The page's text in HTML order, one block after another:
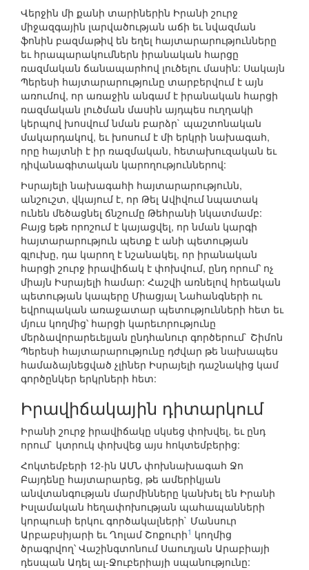
Վերջին մի քանի տարիներին Իրանի շուրջ
միջազգային լարվածության աճի եւ նվազման
ֆոնին բազմաթիվ են եղել հայտարարությունները
եւ հրապարակումներն իրանական հարցը
ռազմական ճանապարհով լուծելու մասին: Սակայն
Պերեսի հայտարարությունը տարբերվում է այն
առումով, որ առաջին անգամ է իրանական հարցի
ռազմական լուծման մասին այդպես ուղղակի
կերպով խոսվում նման բարձր` պաշտոնական
մակարդակով, եւ խոսում է մի երկրի նախագահ,
որը հայտնի է իր ռազմական, հետախուզական եւ
դիվանագիտական կարողություններով:
Իսրայելի նախագահի հայտարարությունն,
անշուշտ, վկայում է, որ Թել Ավիվում նպատակ
ունեն մեծացնել ճնշումը Թեհրանի նկատմամբ:
Բայց եթե որոշում է կայացվել, որ նման կարգի
հայտարարություն պետք է անի պետության
գլուխը, դա կարող է նշանակել, որ իրանական
հարցի շուրջ իրավիճակ է փոխվում, ընդ որում՝ ոչ
միայն Իսրայելի համար: Հաշվի առնելով հրեական
պետության կապերը Միացյալ Նահանգների ու
եվրոպական առաջատար պետությունների հետ եւ
մյուս կողմից՝ հարցի կարեւորությունը
մերձավորարեւելյան ընդհանուր գործերում` Շիմոն
Պերեսի հայտարարությունը դժվար թե նախապես
համաձայնեցված չլիներ Իսրայելի դաշնակից կամ
գործընկեր երկրների հետ:
Իրավիճակային դիտարկում
Իրանի շուրջ իրավիճակը սկսեց փոխվել, եւ ընդ
որում` կտրուկ փոխվեց այս հոկտեմբերից:
Հոկտեմբերի 12-ին ԱՄՆ փոխնախագահ Ջո
Բայդենը հայտարարեց, թե ամերիկյան
անվտանգության մարմինները կանխել են Իրանի
Իսլամական հեղափոխության պահապանների
կորպուսի երկու գործակալների` Մանսուր
Արբաբսիյարի եւ Ղոլամ Շոքուրի1 կողմից
ծրագրվող՝ Վաշինգտոնում Սաուդյան Արաբիայի
դեսպան Ադել ալ-Ջուբերիայի սպանությունը: